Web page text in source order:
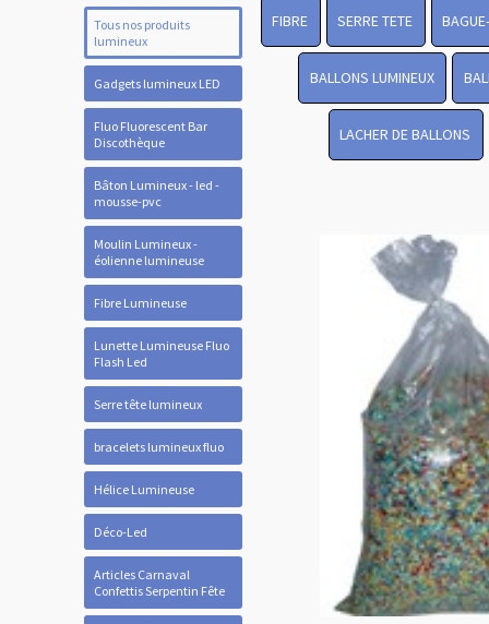
Tous nos produits
lumineux
Gadgets lumineux LED
Fluo Fluorescent Bar
Discothèque
Bâton Lumineux - led -
mousse-pvc
Moulin Lumineux -
éolienne lumineuse
Fibre Lumineuse
Lunette Lumineuse Fluo
Flash Led
Serre tête lumineux
bracelets lumineux fluo
Hélice Lumineuse
Déco-Led
Articles Carnaval
Confettis Serpentin Fête
FIBRE SERRE TETE
BALLONS LUMINEUX
LACHER DE BALLONS